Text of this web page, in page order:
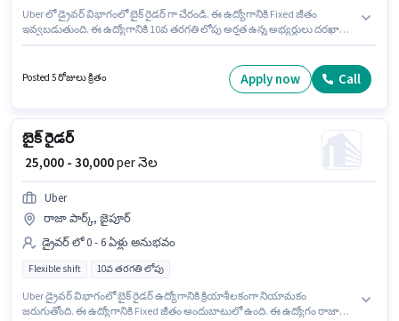
Uber లో డ్రైవర్ విభాగంలో బైక్ రైడర్ గా చేరండి. ఈ ఉద్యోగానికి Fixed జీతం
ఇవ్వబడుతుంది. ఈ ఉద్యోగానికి 10వ తరగతి లోపు అర్హత ఉన్న అభ్యర్థులు దరఖాస్తు
ఉద్యోగం, ఇందులో FLEXIBLE shift మరియు వారానికి 6 days working ఉంటాయి.
Posted 5 రోజులు క్రితం Apply now Call
బైక్ రైడర్
₹ 25,000 - 30,000per నెల
Uber
రాజా పార్క్, జైపూర్
డ్రైవర్ లో 0 - 6 ఏళ్లు అనుభవం
Flexible shift 10వ తరగతి లోపు
Uber డ్రైవర్ విభాగంలో బైక్ రైడర్ ఉద్యోగానికి క్రియాశీలకంగా నియామకం
జరుగుతోంది. ఈ ఉద్యోగానికి Fixed జీతం అందుబాటులో ఉంది. ఈ ఉద్యోగం రాజా